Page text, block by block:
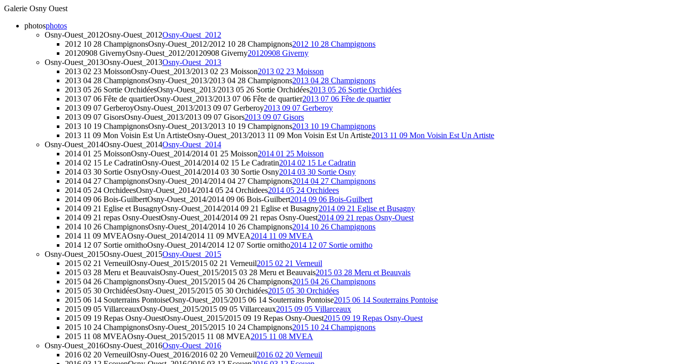
Galerie Osny Ouest
photosphotos
Osny-Ouest_2012Osny-Ouest_2012Osny-Ouest_2012
2012 10 28 ChampignonsOsny-Ouest_2012/2012 10 28 Champignons2012 10 28 Champignons
20120908 GivernyOsny-Ouest_2012/20120908 Giverny20120908 Giverny
Osny-Ouest_2013Osny-Ouest_2013Osny-Ouest_2013
2013 02 23 MoissonOsny-Ouest_2013/2013 02 23 Moisson2013 02 23 Moisson
2013 04 28 ChampignonsOsny-Ouest_2013/2013 04 28 Champignons2013 04 28 Champignons
2013 05 26 Sortie OrchidéesOsny-Ouest_2013/2013 05 26 Sortie Orchidées2013 05 26 Sortie Orchidées
2013 07 06 Fête de quartierOsny-Ouest_2013/2013 07 06 Fête de quartier2013 07 06 Fête de quartier
2013 09 07 GerberoyOsny-Ouest_2013/2013 09 07 Gerberoy2013 09 07 Gerberoy
2013 09 07 GisorsOsny-Ouest_2013/2013 09 07 Gisors2013 09 07 Gisors
2013 10 19 ChampignonsOsny-Ouest_2013/2013 10 19 Champignons2013 10 19 Champignons
2013 11 09 Mon Voisin Est Un ArtisteOsny-Ouest_2013/2013 11 09 Mon Voisin Est Un Artiste2013 11 09 Mon Voisin Est Un Artiste
Osny-Ouest_2014Osny-Ouest_2014Osny-Ouest_2014
2014 01 25 MoissonOsny-Ouest_2014/2014 01 25 Moisson2014 01 25 Moisson
2014 02 15 Le CadratinOsny-Ouest_2014/2014 02 15 Le Cadratin2014 02 15 Le Cadratin
2014 03 30 Sortie OsnyOsny-Ouest_2014/2014 03 30 Sortie Osny2014 03 30 Sortie Osny
2014 04 27 ChampignonsOsny-Ouest_2014/2014 04 27 Champignons2014 04 27 Champignons
2014 05 24 OrchideesOsny-Ouest_2014/2014 05 24 Orchidees2014 05 24 Orchidees
2014 09 06 Bois-GuilbertOsny-Ouest_2014/2014 09 06 Bois-Guilbert2014 09 06 Bois-Guilbert
2014 09 21 Eglise et BusagnyOsny-Ouest_2014/2014 09 21 Eglise et Busagny2014 09 21 Eglise et Busagny
2014 09 21 repas Osny-OuestOsny-Ouest_2014/2014 09 21 repas Osny-Ouest2014 09 21 repas Osny-Ouest
2014 10 26 ChampignonsOsny-Ouest_2014/2014 10 26 Champignons2014 10 26 Champignons
2014 11 09 MVEAOsny-Ouest_2014/2014 11 09 MVEA2014 11 09 MVEA
2014 12 07 Sortie ornithoOsny-Ouest_2014/2014 12 07 Sortie ornitho2014 12 07 Sortie ornitho
Osny-Ouest_2015Osny-Ouest_2015Osny-Ouest_2015
2015 02 21 VerneuilOsny-Ouest_2015/2015 02 21 Verneuil2015 02 21 Verneuil
2015 03 28 Meru et BeauvaisOsny-Ouest_2015/2015 03 28 Meru et Beauvais2015 03 28 Meru et Beauvais
2015 04 26 ChampignonsOsny-Ouest_2015/2015 04 26 Champignons2015 04 26 Champignons
2015 05 30 OrchidéesOsny-Ouest_2015/2015 05 30 Orchidées2015 05 30 Orchidées
2015 06 14 Souterrains PontoiseOsny-Ouest_2015/2015 06 14 Souterrains Pontoise2015 06 14 Souterrains Pontoise
2015 09 05 VillarceauxOsny-Ouest_2015/2015 09 05 Villarceaux2015 09 05 Villarceaux
2015 09 19 Repas Osny-OuestOsny-Ouest_2015/2015 09 19 Repas Osny-Ouest2015 09 19 Repas Osny-Ouest
2015 10 24 ChampignonsOsny-Ouest_2015/2015 10 24 Champignons2015 10 24 Champignons
2015 11 08 MVEAOsny-Ouest_2015/2015 11 08 MVEA2015 11 08 MVEA
Osny-Ouest_2016Osny-Ouest_2016Osny-Ouest_2016
2016 02 20 VerneuilOsny-Ouest_2016/2016 02 20 Verneuil2016 02 20 Verneuil